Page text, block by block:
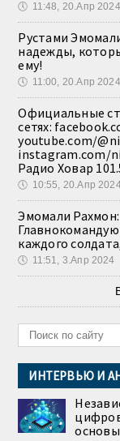
🕔 11:48, 20.Апр 2024
Рустами
надежды,
ему!
🕔 11:00, 20.Апр 2024
Официальные
сетях:
youtube.com/
instagram.com/
Радио Ховар
🕔 10:55, 20.Апр
Эмомали
каждого
🕔 11:51, 3.Апр 2024
ИНТЕРВЬЮ И